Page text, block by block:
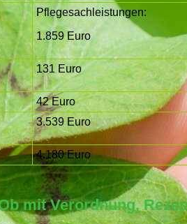
Pflegesachleistungen:
1.859 Euro
131 Euro
42 Euro
3.539 Euro
4.180 Euro
mit Verordnung,